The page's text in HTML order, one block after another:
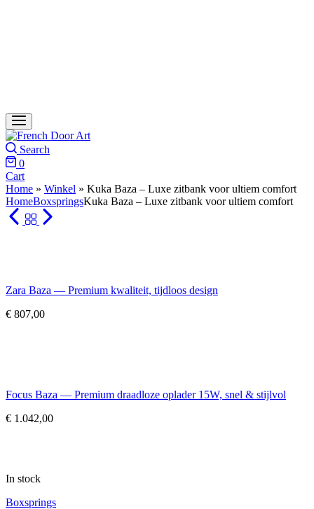
Search
0
Cart
Home » Winkel » Kuka Baza – Luxe zitbank voor ultiem comfort
HomeBoxspringsKuka Baza – Luxe zitbank voor ultiem comfort
Zara Baza — Premium kwaliteit, tijdloos design
€ 807,00
Focus Baza — Premium draadloze oplader 15W, snel & stijlvol
€ 1.042,00
In stock
Boxsprings